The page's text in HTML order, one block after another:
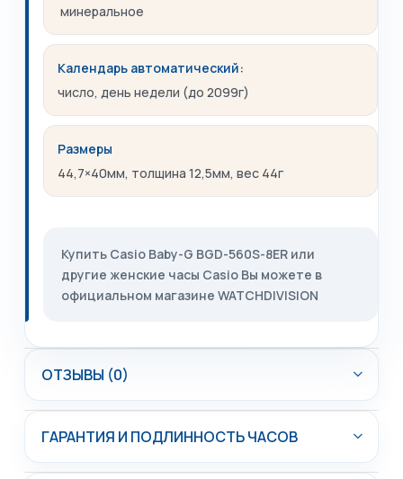
минеральное
Календарь автоматический:
число, день недели (до 2099г)
Размеры
44,7×40мм, толщина 12,5мм, вес 44г
Купить Casio Baby-G BGD-560S-8ER или
другие женские часы Casio Вы можете в
официальном магазине WATCHDIVISION
ОТЗЫВЫ (0)
ГАРАНТИЯ И ПОДЛИННОСТЬ ЧАСОВ